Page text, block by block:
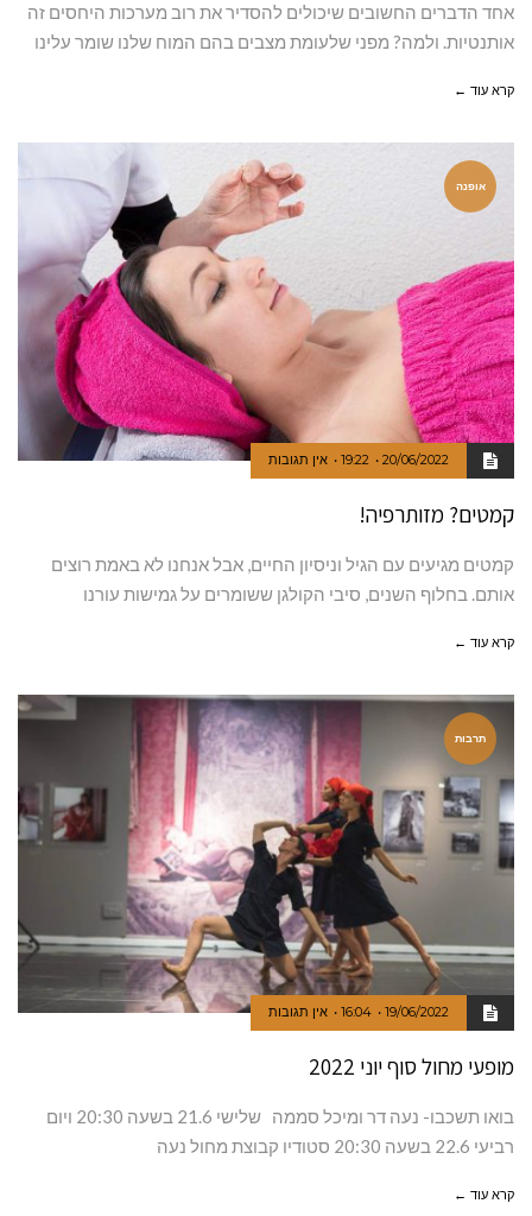
אחד הדברים החשובים שיכולים להסדיר את רוב מערכות היחסים זה
אותנטיות. ולמה? מפני שלעומת מצבים בהם המוח שלנו שומר עלינו
קרא עוד ←
אופנה
20/06/2022
19:22 אין תגובות
קמטים? מזותרפיה!
קמטים מגיעים עם הגיל וניסיון החיים, אבל אנחנו לא באמת רוצים
אותם. בחלוף השנים, סיבי הקולגן ששומרים על גמישות עורנו
קרא עוד ←
תרבות
19/06/2022
16:04 אין תגובות
מופעי מחול סוף יוני 2022
בואו תשכבו- נעה דר ומיכל סממה שלישי 21.6 בשעה 20:30 ויום
רביעי 22.6 בשעה 20:30 סטודיו קבוצת מחול נעה
קרא עוד ←